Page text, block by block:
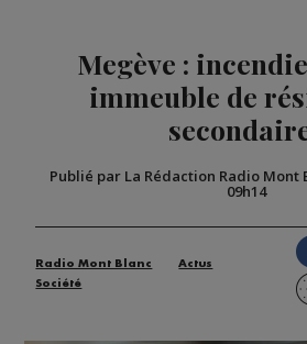
Megève :
immeuble de
Publié par La Rédaction Radio Mont
09h14
Radio Mont Blanc
Actus
Société